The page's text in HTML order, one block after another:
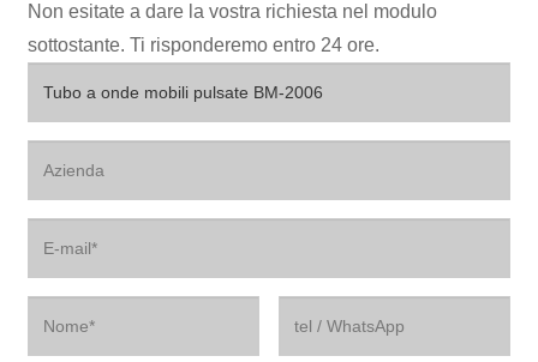
Non esitate a dare la vostra richiesta nel modulo
sottostante. Ti risponderemo entro 24 ore.